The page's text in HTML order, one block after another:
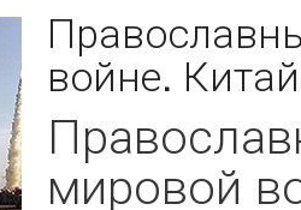
войне.
мировой